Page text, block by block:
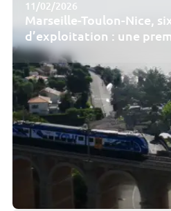
11/02/2026
Marseille-Toulon-Nice,
d’exploitation : une